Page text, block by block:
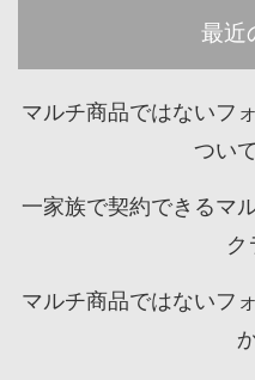
最近
マルチ商品ではないフ
つい
一家族で契約できるマ
ク
マルチ商品ではないフ